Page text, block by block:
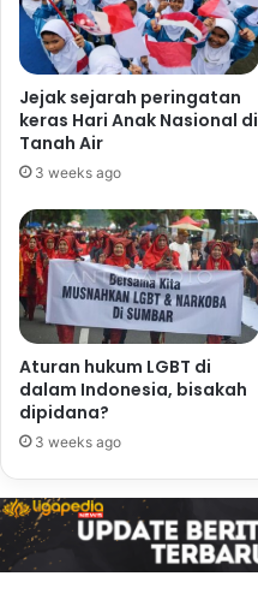
Jejak sejarah peringatan
keras Hari Anak Nasional di
Tanah Air
3 weeks ago
Aturan hukum LGBT di
dalam Indonesia, bisakah
dipidana?
3 weeks ago